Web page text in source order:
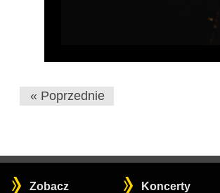
« Poprzednie
Zobacz Koncerty